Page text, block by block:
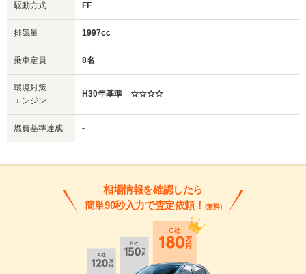
駆動方式 FF
排気量 1997cc
乗車定員 8名
環境対策
エンジン
H30年基準 ☆☆☆☆
燃費基準達成 -
相場情報を確認したら
簡単90秒入力で査定依頼！ (無料)